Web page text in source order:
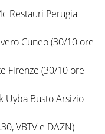
Restauri Perugia
Cuneo (30/10 ore
Firenze (30/10 ore
Uyba Busto Arsizio
VBTV e DAZN)